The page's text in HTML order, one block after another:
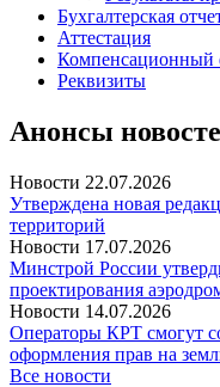
Бухгалтерская
Аттестация
Компенсационный
Реквизиты
Анонсы
Новости 22.07.2026
Утверждена новая
территорий
Новости 17.07.2026
Минстрой России
проектирования
Новости 14.07.2026
Операторы КРТ смогут
оформления прав на
Все новости